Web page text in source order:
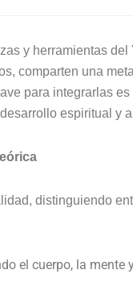
y herramientas del
comparten una
para integrarlas
espiritual y
distinguiendo
el cuerpo, la mente